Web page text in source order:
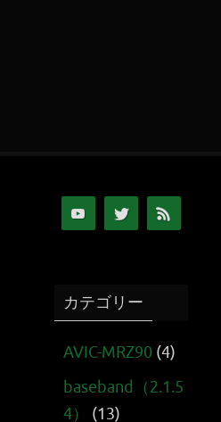
カテゴリー
AVIC-MRZ90 (4)
baseband（2.1.5
4）
(13)